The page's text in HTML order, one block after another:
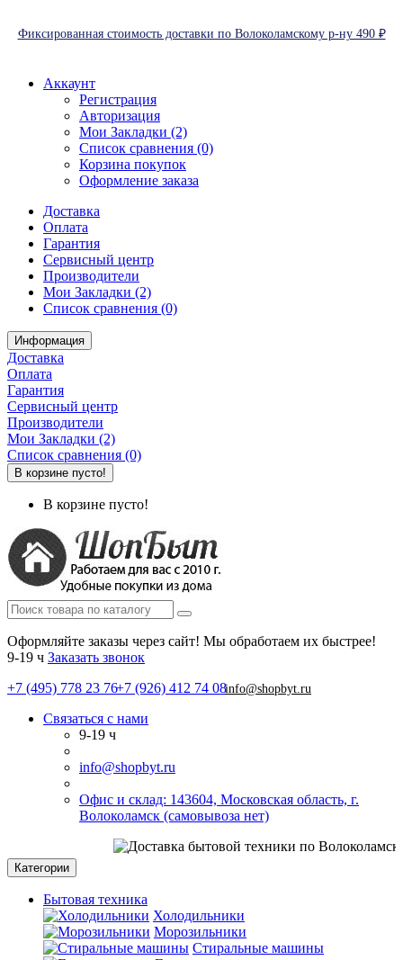
Фиксированная стоимость доставки по Волоколамскому р-ну 490 ₽
Аккаунт
Регистрация
Авторизация
Мои Закладки (2)
Список сравнения (0)
Корзина покупок
Оформление заказа
Доставка
Оплата
Гарантия
Сервисный центр
Производители
Мои Закладки (2)
Список сравнения (0)
Информация
Доставка
Оплата
Гарантия
Сервисный центр
Производители
Мои Закладки (2)
Список сравнения (0)
В корзине пусто!
В корзине пусто!
Оформляйте заказы через сайт! Мы обработаем их быстрее!
9-19 ч Заказать звонок
+7 (495) 778 23 76+7 (926) 412 74 08info@shopbyt.ru
Связаться с нами
9-19 ч
info@shopbyt.ru
Офис и склад: 143604, Московская область, г.
Волоколамск (самовывоза нет)
Категории
Бытовая техника
Холодильники
Морозильники
Стиральные машины